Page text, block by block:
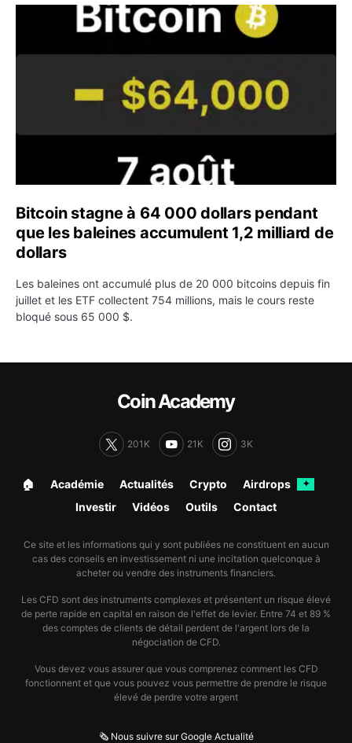
Bitcoin stagne à 64 000 dollars pendant que les
Bitcoin stagne à 64 000 dollars pendant
que les baleines accumulent 1,2 milliard de
dollars
Les baleines ont accumulé plus de 20 000 bitcoins depuis fin
juillet et les ETF collectent 754 millions, mais le cours reste
bloqué sous 65 000 $.
Coin Academy
201K 21K 3K
🏠︎ Académie Actualités Crypto Airdrops ✦
Investir Vidéos Outils Contact
Ce site et les informations qui y sont publiées ne constituent en aucun
cas des conseils en investissement ni une incitation quelconque à
acheter ou vendre des instruments financiers.
Les CFD sont des instruments complexes et présentent un risque élevé
de perte rapide en capital en raison de l'effet de levier. Entre 74 et 89 %
des comptes de clients de détail perdent de l'argent lors de la
négociation de CFD.
Vous devez vous assurer que vous comprenez comment les CFD
fonctionnent et que vous pouvez vous permettre de prendre le risque
élevé de perdre votre argent
🗞️ Nous suivre sur Google Actualité